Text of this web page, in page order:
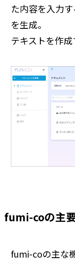
た内容を入力
を生成。
テキストを作成
fumi-coの主
fumi-coの主な